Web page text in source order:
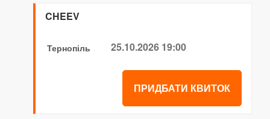
CHEEV
Тернопіль 25.10.2026 19:00
ПРИДБАТИ КВИТОК